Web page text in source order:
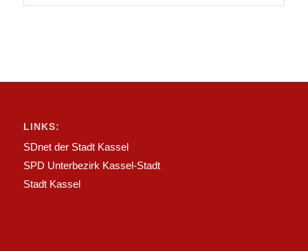
LINKS:
SDnet der Stadt Kassel
SPD Unterbezirk Kassel-Stadt
Stadt Kassel